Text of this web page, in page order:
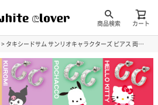
商品検索 カート
タキシードサム サンリオキャラクターズ ピアス 両耳用 ステンレス SAST-P009SV